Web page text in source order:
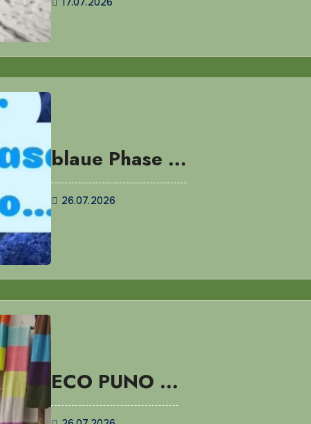
blaue Phase …
26.07.2026
ECO PUNO …